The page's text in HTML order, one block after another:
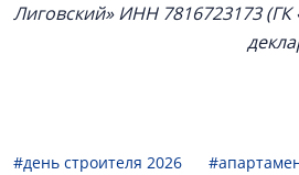
Лиговский»ИНН 7816723173(ГК
#день строителя 2026